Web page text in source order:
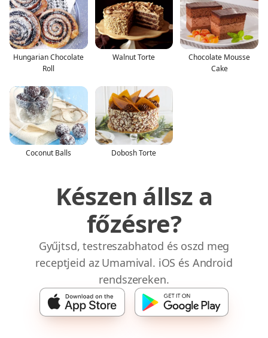
Hungarian Chocolate
Roll
Walnut Torte
Chocolate Mousse
Cake
Coconut Balls Dobosh Torte
Készen állsz a
főzésre?
Gyűjtsd, testreszabhatod és oszd meg
receptjeid az Umamival. iOS és Android
rendszereken.